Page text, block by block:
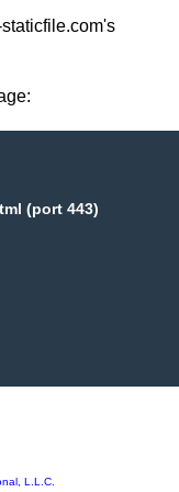
(port 443)
L.L.C.